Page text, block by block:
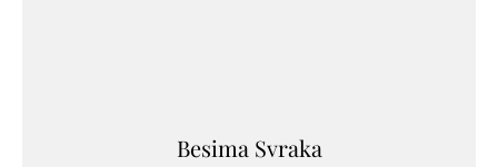
Besima Svraka